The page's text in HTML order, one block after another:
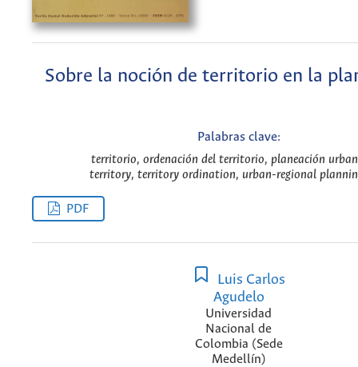
Sobre la noción de territorio en la
Palabras clave:
territorio, ordenación del territorio, planeación
territory, territory ordination, urban-regional
PDF
Luis Carlos
Agudelo
Universidad
Nacional de
Colombia (Sede
Medellín)